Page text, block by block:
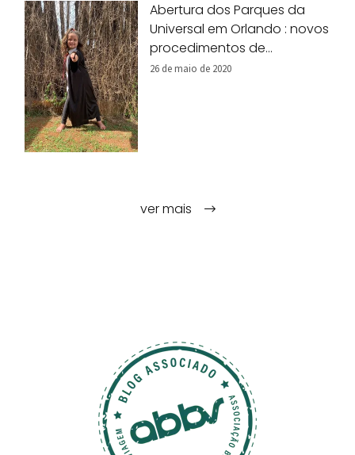
Abertura dos Parques da
Universal em Orlando : novos
procedimentos de
segurança
26 de maio de 2020
ver mais